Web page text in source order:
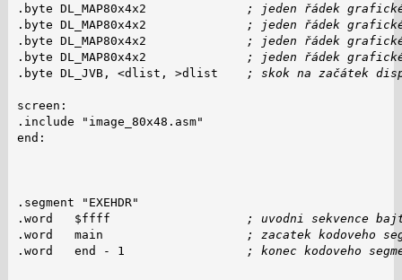
.byte DL_MAP80x4x2
; jeden řádek
.byte DL_MAP80x4x2
; jeden řádek
.byte DL_MAP80x4x2
; jeden řádek
.byte DL_MAP80x4x2
; jeden řádek
.byte DL_JVB, <dlist, >dlist
; skok na začátek
screen:
.include "image_80x48.asm"
end:
.segment "EXEHDR"
.word   $ffff
; uvodni sekvence
.word   main
; zacatek kodoveho
.word   end - 1
; konec kodoveho